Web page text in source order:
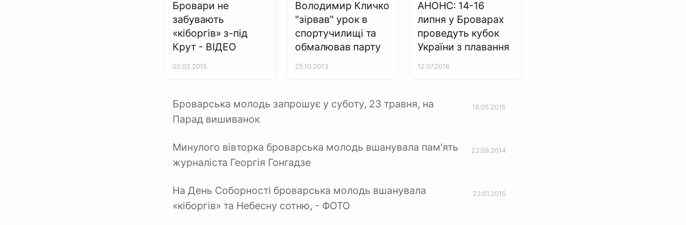
Бровари не
забувають
«кіборгів» з-під
Крут - ВІДЕО
02.02.2015
Володимир Кличко
"зірвав" урок в
спортучилищі та
обмалював парту
25.10.2013
АНОНС: 14-16
липня у Броварах
проведуть кубок
України з плавання
12.07.2016
Броварська молодь запрошує у суботу, 23 травня, на
Парад вишиванок
18.05.2015
Минулого вівторка броварська молодь вшанувала пам'ять
журналіста Георгія Гонгадзе
23.09.2014
На День Соборності броварська молодь вшанувала
«кіборгів» та Небесну сотню, - ФОТО
23.01.2015